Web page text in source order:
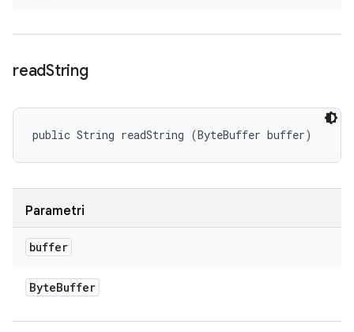
readString
public String readString (ByteBuffer buffer)
Parametri
buffer
ByteBuffer